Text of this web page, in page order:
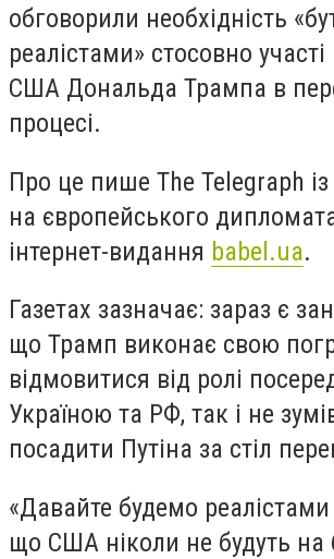
обговорили необхідність
реалістами» стосовно
США Дональда Трампа в
процесі.
Про це пише The Telegraph
на європейського
інтернет-видання babel.ua.
Газетах зазначає: зараз є
що Трамп виконає свою
відмовитися від ролі
Україною та РФ, так і не
посадити Путіна за стіл
«Давайте будемо
що США ніколи не будуть на